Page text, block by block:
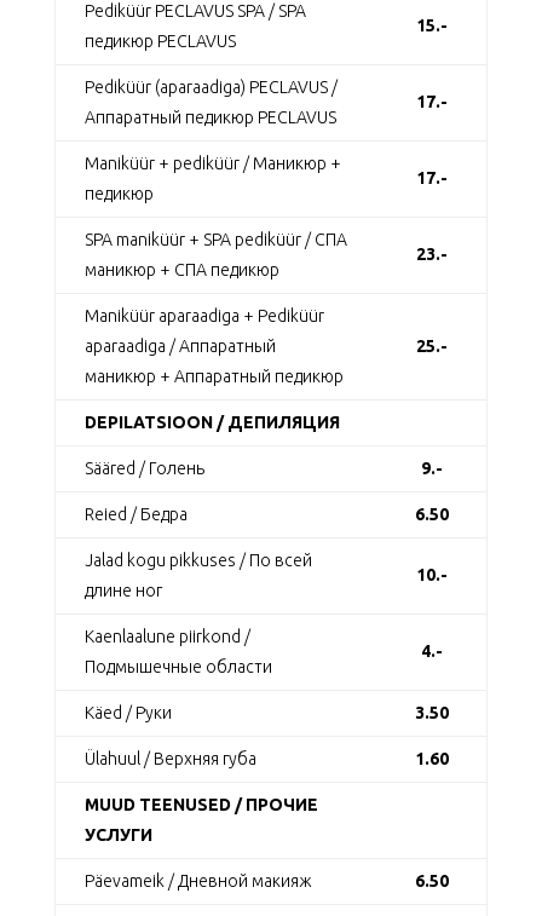
Pediküür PECLAVUS SPA / SPA
педикюр PECLAVUS
15.-
Pediküür (aparaadiga) PECLAVUS /
Аппаратный педикюр PECLAVUS
17.-
Maniküür + pediküür / Маникюр +
педикюр
17.-
SPA maniküür + SPA pediküür / СПА
маникюр + СПА педикюр
23.-
Maniküür aparaadiga + Pediküür
aparaadiga / Аппаратный
маникюр + Аппаратный педикюр
25.-
DEPILATSIOON / ДЕПИЛЯЦИЯ
Sääred / Голень 9.-
Reied / Бедра 6.50
Jalad kogu pikkuses / По всей
длине ног
10.-
Kaenlaalune piirkond /
Подмышечные области
4.-
Käed / Руки 3.50
Ülahuul / Верхняя губа 1.60
MUUD TEENUSED / ПРОЧИЕ
УСЛУГИ
Päevameik / Дневной макияж 6.50